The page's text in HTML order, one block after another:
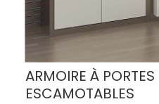
ARMOIRE À PORTES
ESCAMOTABLES